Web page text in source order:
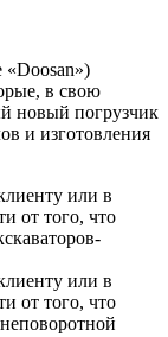
«Doosan»)
в свою
новый погрузчик
и изготовления
или в
от того, что
или в
от того, что